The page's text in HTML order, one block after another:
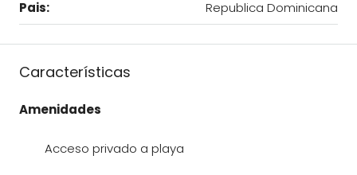
Pais:
Republica Dominicana
Características
Amenidades
Acceso privado a playa